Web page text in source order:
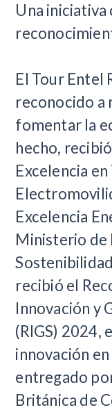
Una
El Tour Entel
reconocido a
fomentar la
hecho,
Excelencia
Excelencia
Ministerio de
recibió el
Innovación y
(RIGS) 2024,
innovación
entregado
Británica de